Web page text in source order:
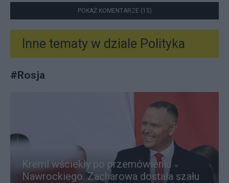
POKAŻ KOMENTARZE (15)
Inne tematy w dziale Polityka
#Rosja
Kreml wściekły po przemówieniu
Nawrockiego. Zacharowa dostała szału